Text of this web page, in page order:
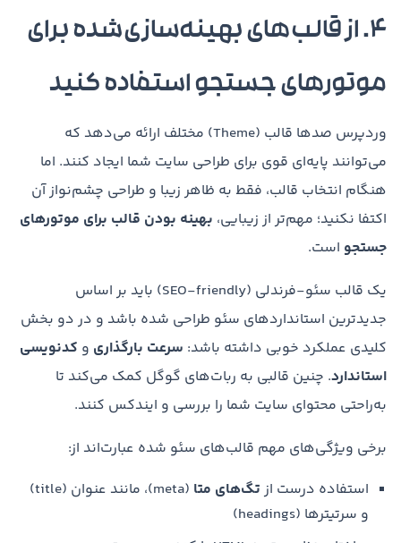
۴. از قالب‌های بهینه‌سازی‌شده برای
موتورهای جستجو استفاده کنید
وردپرس صدها قالب (Theme) مختلف ارائه می‌دهد که
می‌توانند پایه‌ای قوی برای طراحی سایت شما ایجاد کنند. اما
هنگام انتخاب قالب، فقط به ظاهر زیبا و طراحی چشم‌نواز آن
اکتفا نکنید؛ مهم‌تر از زیبایی، بهینه بودن قالب برای موتورهای
جستجو است.
یک قالب سئو-فرندلی (SEO-friendly) باید بر اساس
جدیدترین استانداردهای سئو طراحی شده باشد و در دو بخش
کلیدی عملکرد خوبی داشته باشد: سرعت بارگذاری و کدنویسی
استاندارد. چنین قالبی به ربات‌های گوگل کمک می‌کند تا
به‌راحتی محتوای سایت شما را بررسی و ایندکس کنند.
برخی ویژگی‌های مهم قالب‌های سئو شده عبارت‌اند از:
استفاده درست از تگ‌های متا
(meta)، مانند عنوان (title)
و سرتیترها (headings)